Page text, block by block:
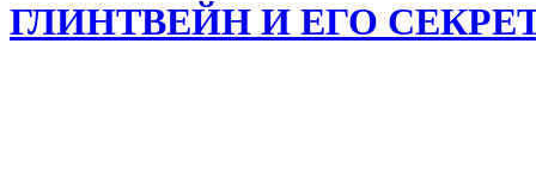
ГЛИНТВЕЙН И ЕГО